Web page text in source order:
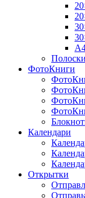
ФотоКниги
Календари
Открытки